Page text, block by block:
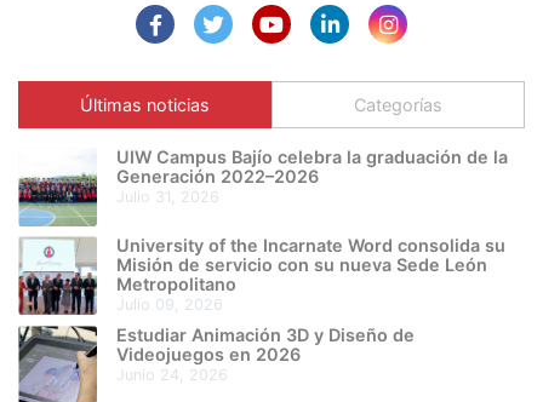
Últimas noticias Categorías
UIW Campus Bajío celebra la graduación de la
Generación 2022–2026
julio 31, 2026
University of the Incarnate Word consolida su
Misión de servicio con su nueva Sede León
Metropolitano
julio 09, 2026
Estudiar Animación 3D y Diseño de
Videojuegos en 2026
junio 24, 2026